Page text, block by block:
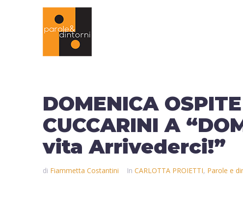
DOMENICA
CUCCARINI A
vita Arrivederci!”
di Fiammetta Costantini In CARLOTTA PROIETTI, Parole e